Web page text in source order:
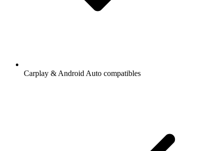
Carplay & Android Auto compatibles